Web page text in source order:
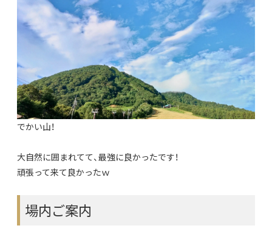
でかい山！
大自然に囲まれてて、最強に良かったです！
頑張って来て良かったｗ
場内ご案内